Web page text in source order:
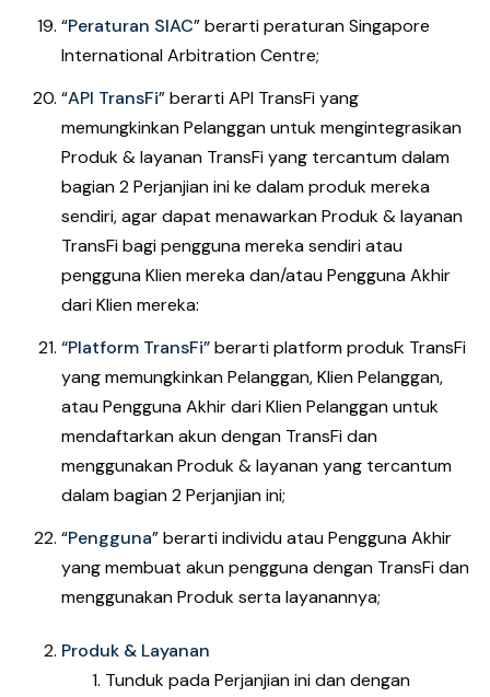
“Peraturan SIAC” berarti peraturan Singapore
International Arbitration Centre;
“API TransFi” berarti API TransFi yang
memungkinkan Pelanggan untuk mengintegrasikan
Produk & layanan TransFi yang tercantum dalam
bagian 2 Perjanjian ini ke dalam produk mereka
sendiri, agar dapat menawarkan Produk & layanan
TransFi bagi pengguna mereka sendiri atau
pengguna Klien mereka dan/atau Pengguna Akhir
dari Klien mereka:
“Platform TransFi”berarti platform produk TransFi
yang memungkinkan Pelanggan, Klien Pelanggan,
atau Pengguna Akhir dari Klien Pelanggan untuk
mendaftarkan akun dengan TransFi dan
menggunakan Produk & layanan yang tercantum
dalam bagian 2 Perjanjian ini;
“Pengguna” berarti individu atau Pengguna Akhir
yang membuat akun pengguna dengan TransFi dan
menggunakan Produk serta layanannya;
Produk & Layanan
Tunduk pada Perjanjian ini dan dengan